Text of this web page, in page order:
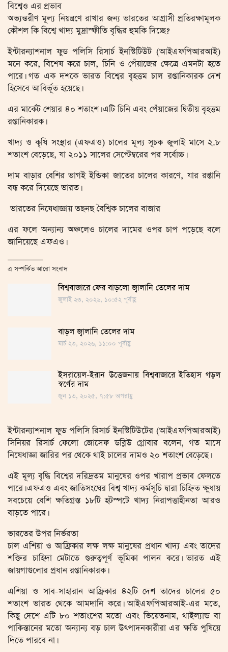
বিশ্বেও এর প্রভাব
অভ্যন্তরীণ মূল্য নিয়ন্ত্রণে রাখার জন্য ভারতের আগ্রাসী প্রতিরক্ষামূলক
কৌশল কি বিশ্বে খাদ্য মুদ্রাস্ফীতি বৃদ্ধির হুমকি দিচ্ছে?
ইন্টারন্যাশনাল ফুড পলিসি রিসার্চ ইনস্টিটিউট (আইএফপিআরআই)
মনে করে, বিশেষ করে চাল, চিনি ও পেঁয়াজের ক্ষেত্রে এমনটা হতে
পারে। গত এক দশকে ভারত বিশ্বের বৃহত্তম চাল রপ্তানিকারক দেশ
হিসেবে আবির্ভূত হয়েছে।
এর মার্কেট শেয়ার ৪০ শতাংশ। এটি চিনি এবং পেঁয়াজের দ্বিতীয় বৃহত্তম
রপ্তানিকারক।
খাদ্য ও কৃষি সংস্থার (এফএও) চালের মূল্য সূচক জুলাই মাসে ২.৮
শতাংশ বেড়েছে, যা ২০১১ সালের সেপ্টেম্বরের পর সর্বোচ্চ।
দাম বাড়ার বেশির ভাগই ইন্ডিকা জাতের চালের কারণে, যার রপ্তানি
বন্ধ করে দিয়েছে ভারত।
ভারতের নিষেধাজ্ঞায় তছনছ বৈশ্বিক চালের বাজার
এর ফলে অন্যান্য অঞ্চলেও চালের দামের ওপর চাপ পড়েছে বলে
জানিয়েছে এফএও।
এ সম্পর্কিত আরো সংবাদ
বিশ্ববাজারে ফের বাড়লো জ্বালানি তেলের দাম
জুলাই ২৩, ২০২৬, ১০:৫২ পূর্বাহ্ণ
বাড়ল জ্বালানি তেলের দাম
মার্চ ২৩, ২০২৬, ১১:০০ পূর্বাহ্ণ
ইসরায়েল-ইরান উত্তেজনায় বিশ্ববাজারে ইতিহাস গড়ল
স্বর্ণের দাম
জুন ১৩, ২০২৫, ৭:৫৮ অপরাহ্ণ
ইন্টারন্যাশনাল ফুড পলিসি রিসার্চ ইনস্টিটিউটের (আইএফপিআরআই)
সিনিয়র রিসার্চ ফেলো জোসেফ ডব্লিউ গ্লোবার বলেন, গত মাসে
নিষেধাজ্ঞা জারির পর থেকে থাই চালের দামও ২০ শতাংশ বেড়েছে।
এই মূল্য বৃদ্ধি বিশ্বের দরিদ্রতম মানুষের ওপর খারাপ প্রভাব ফেলতে
পারে। এফএও এবং জাতিসংঘের বিশ্ব খাদ্য কর্মসূচি দ্বারা চিহ্নিত ক্ষুধায়
সবচেয়ে বেশি ক্ষতিগ্রস্ত ১৮টি হটস্পটে খাদ্য নিরাপত্তাহীনতা আরও
বাড়তে পারে।
ভারতের উপর নির্ভরতা
চাল এশিয়া ও আফ্রিকার লক্ষ লক্ষ মানুষের প্রধান খাদ্য এবং তাদের
শক্তির চাহিদা মেটাতে গুরুত্বপূর্ণ ভূমিকা পালন করে। ভারত এই
জায়গাগুলোর প্রধান রপ্তানিকারক।
এশিয়া ও সাব-সাহারান আফ্রিকার ৪২টি দেশ তাদের চালের ৫০
শতাংশ ভারত থেকে আমদানি করে। আইএফপিআরআই-এর মতে,
কিছু দেশে এটি ৮০ শতাংশের মতো এবং ভিয়েতনাম, থাইল্যান্ড বা
পাকিস্তানের মতো অন্যান্য বড় চাল উৎপাদনকারীরা এর ক্ষতি পুষিয়ে
দিতে পারবে না।